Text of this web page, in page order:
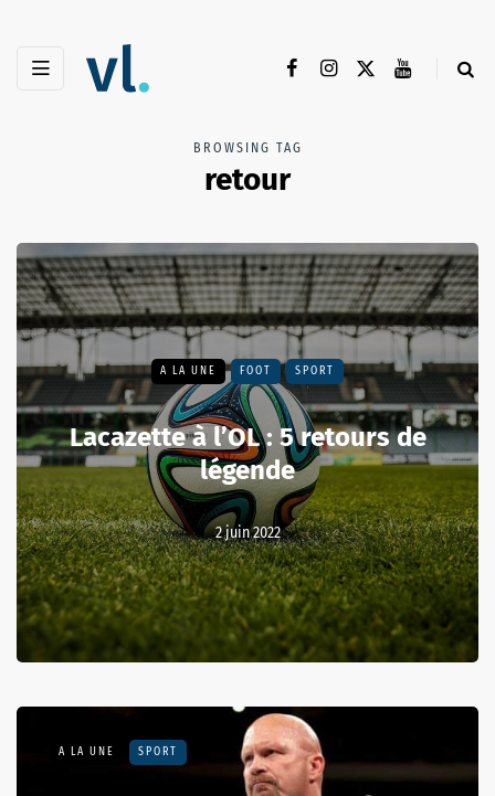
BROWSING TAG
retour
A LA UNE FOOT SPORT
Lacazette à l’OL : 5 retours de
légende
2 juin 2022
A LA UNE SPORT